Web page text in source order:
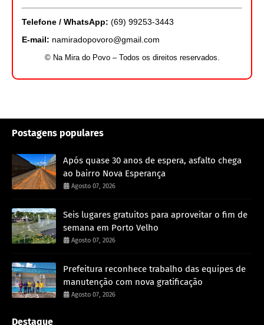
Telefone / WhatsApp: (69) 99253-3443
E-mail: namiradopovoro@gmail.com
© Na Mira do Povo – Todos os direitos reservados.
Postagens populares
Após quase 30 anos de espera, asfalto chega
ao bairro Nova Esperança
Agosto 07, 2026
Seis lugares gratuitos para aproveitar o fim de
semana em Porto Velho
Agosto 07, 2026
Prefeitura reconhece trabalho das equipes de
manutenção com nova gratificação
Agosto 07, 2026
Destaque